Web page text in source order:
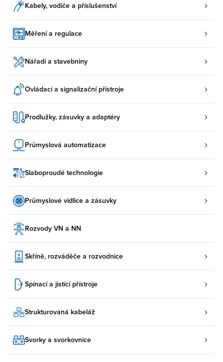
Kabely, vodiče a příslušenství
Měření a regulace
Nářadí a stavebniny
Ovládací a signalizační přístroje
Prodlužky, zásuvky a adaptéry
Průmyslová automatizace
Slaboproudé technologie
Průmyslové vidlice a zásuvky
Rozvody VN a NN
Skříně, rozváděče a rozvodnice
Spínací a jistící přístroje
Strukturovaná kabeláž
Svorky a svorkovnice